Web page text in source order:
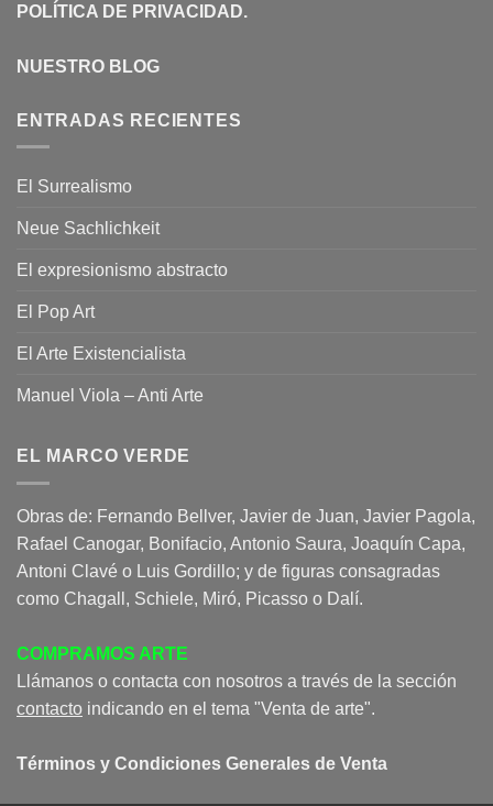
POLÍTICA DE PRIVACIDAD.
NUESTRO BLOG
ENTRADAS RECIENTES
El Surrealismo
Neue Sachlichkeit
El expresionismo abstracto
El Pop Art
El Arte Existencialista
Manuel Viola – Anti Arte
EL MARCO VERDE
Obras de: Fernando Bellver, Javier de Juan, Javier Pagola,
Rafael Canogar, Bonifacio, Antonio Saura, Joaquín Capa,
Antoni Clavé o Luis Gordillo; y de figuras consagradas
como Chagall, Schiele, Miró, Picasso o Dalí.
COMPRAMOS ARTE
Llámanos o contacta con nosotros a través de la sección
contacto indicando en el tema "Venta de arte".
Términos y Condiciones Generales de Venta